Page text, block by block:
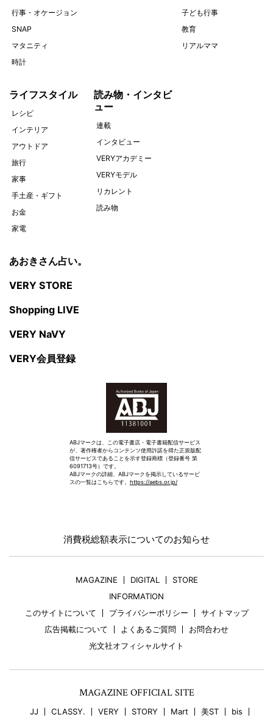
行事・オケージョン
SNAP
マタニティ
時計
子ども行事
教育
リアルママ
ライフスタイル
レシピ
インテリア
アウトドア
旅行
家事
手土産・ギフト
お金
家電
読み物・インタビ
ュー
連載
インタビュー
VERYアカデミー
VERYモデル
リカレント
読み物
あおきさん占い。
VERY STORE
Shopping LIVE
VERY NaVY
VERY会員登録
ABJマークは、この電子書店・電子書籍配信サービス
が、著作権者からコンテンツ使用許諾を得た正規版配
信サービスであることを示す登録商標（登録番号 第
6091713号）です。
ABJマークの詳細、ABJマークを掲示しているサービ
スの一覧はこちらです。 https://aebs.or.jp/
消費税総額表示についてのお知らせ
MAGAZINE DIGITAL
STORE
INFORMATION
このサイトについて
プライバシーポリシー
サイトマップ
広告掲載について
よくあるご質問
お問合わせ
光文社オフィシャルサイト
MAGAZINE OFFICIAL SITE
JJ CLASSY. VERY STORY Mart 美ST bis